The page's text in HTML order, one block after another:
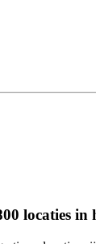
locaties in